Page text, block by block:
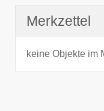
Merkzettel
keine Objekte im